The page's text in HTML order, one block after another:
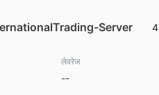
Server 4
लेवरेज
--